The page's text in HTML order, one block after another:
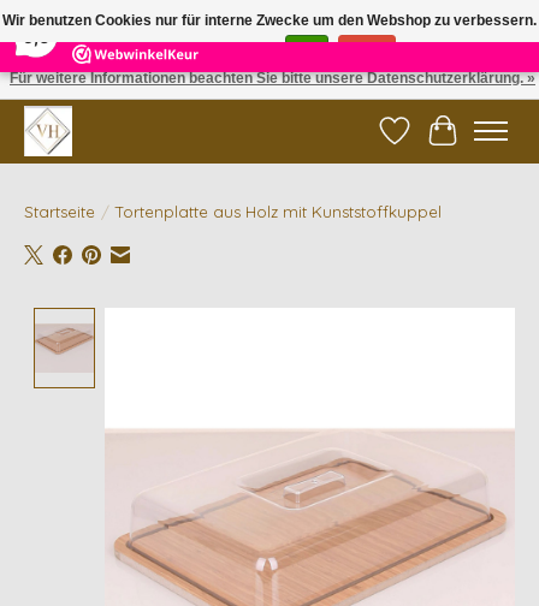
5 Reviews ×
✓ Gratis verzending vanaf €200 | ✓ 14 dagen retourneren
Wunschzettel
Ihr
Startseite / Tortenplatte aus Holz mit Kunststoffkuppel
Wir benutzen Cookies nur für interne Zwecke um den Webshop zu verbessern.
Ist das in Ordnung?
Für weitere Informationen beachten Sie bitte unsere Datenschutzerklärung. »